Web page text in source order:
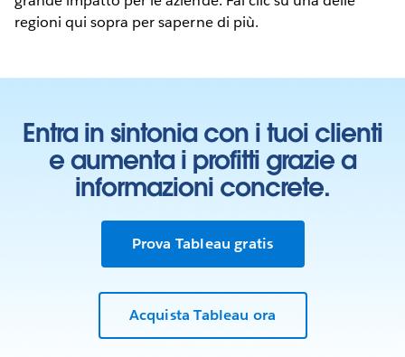
regioni qui sopra per saperne di più.
Entra in sintonia con i tuoi clienti
e aumenta i profitti grazie a
informazioni concrete.
Prova Tableau gratis
Acquista Tableau ora